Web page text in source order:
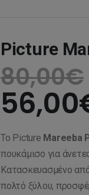
Picture
80,00€
56,00
Το Picture Mareeba
πουκάμισο για
Κατασκευασμένο
πολτό ξύλου,